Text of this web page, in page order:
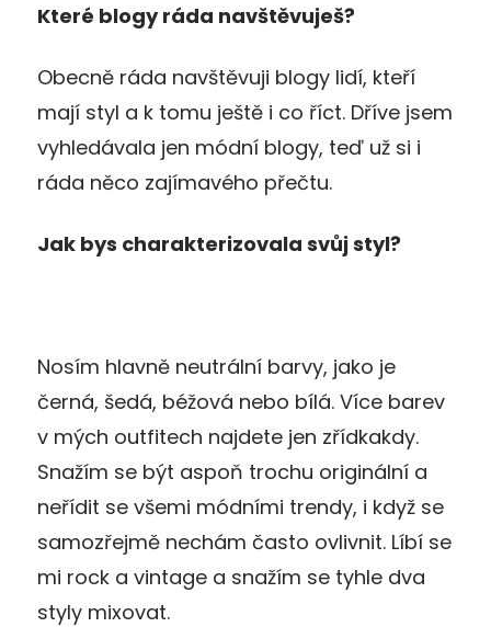
Které blogy ráda navštěvuješ?
Obecně ráda navštěvuji blogy lidí, kteří
mají styl a k tomu ještě i co říct. Dříve jsem
vyhledávala jen módní blogy, teď už si i
ráda něco zajímavého přečtu.
Jak bys charakterizovala svůj styl?
Nosím hlavně neutrální barvy, jako je
černá, šedá, béžová nebo bílá. Více barev
v mých outfitech najdete jen zřídkakdy.
Snažím se být aspoň trochu originální a
neřídit se všemi módními trendy, i když se
samozřejmě nechám často ovlivnit. Líbí se
mi rock a vintage a snažím se tyhle dva
styly mixovat.